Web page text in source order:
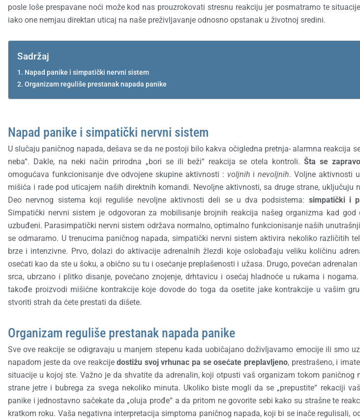
posle loše prespavane noći može kod nas prouzrokovati stresnu reakciju jer posmatramo te
iako one nemjau direktan uticaj na naše preživljavanje odnosno opstanak u životnoj sredini.
Sadržaj
Napad panike i simpatički nervni sistem
Organizam reguliše prestanak napada panike
Napad panike i simpatički nervni sistem
U slučaju paničnog napada, dešava se da ne postoji bilo kakva očigledna pretnja- alarmna reakcija
neba“. Dakle, na neki način prirodna „bori se ili beži“ reakcija se otela kontroli.Šta se
omogućava funkcionisanje dve odvojene skupine aktivnosti : voljnih inevoljnih. Voljne aktivnosti
mišića i rade pod uticajem naših direktnih komandi. Nevoljne aktivnosti, sa druge strane, uključuju
Deo nervnog sistema koji reguliše nevoljne aktivnosti deli se u dva podsistema: simpatički i
Simpatički nervni sistem je odgovoran za mobilisanje brojnih reakcija našeg organizma kad
uzbuđeni. Parasimpatički nervni sistem održava normalno, optimalno funkcionisanje naših
se odmaramo. U trenucima paničnog napada, simpatički nervni sistem aktivira nekoliko različitih
brze i intenzivne. Prvo, dolazi do aktivacije adrenalnih žlezdi koje oslobađaju veliku količinu
osećati kao da ste u šoku, a obično su tu i osećanje preplašenosti i užasa. Drugo, povećan
srca, ubrzano i plitko disanje, povećano znojenje, drhtavicu i osećaj hladnoće u rukama i
takođe proizvodi mišićne kontrakcije koje dovode do toga da osetite jake kontrakcije u vašim
stvoriti strah da ćete prestati da dišete.
Organizam reguliše prestanak napada panike
Sve ove reakcije se odigravaju u manjem stepenu kada uobičajano doživljavamo emocije ili smo
napadom jeste da ove reakcijedostižu svoj vrhunac pa se osećate preplavljeno, prestrašeno, i
situacije u kojoj ste. Važno je da shvatite da adrenalin, koji otpusti vaš organizam tokom paničnog
strane jetre i bubrega za svega nekoliko minuta. Ukoliko biste mogli da se „prepustite“ rekaciji
panike i jednostavno sačekate da „oluja prođe“ a da pritom ne govorite sebi kako su strašne te
kratkom roku. Vaša negativna interpretacija simptoma paničnog napada, koji bi se inače regulisali,